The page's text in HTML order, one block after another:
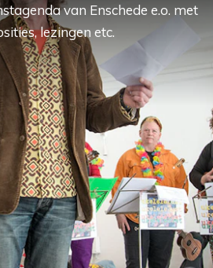
van Enschede e.o. met
lezingen etc.